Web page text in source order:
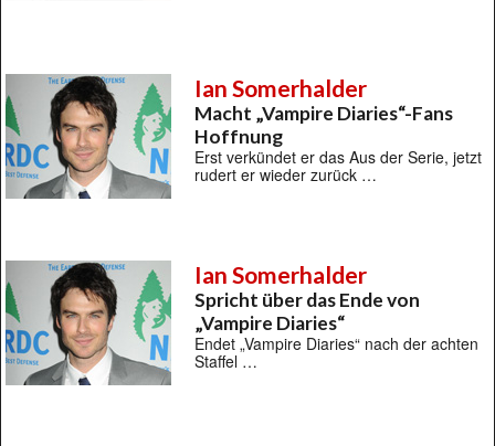
Ian Somerhalder
Macht „Vampire Diaries“-Fans
Hoffnung
Erst verkündet er das Aus der Serie, jetzt
rudert er wieder zurück …
Ian Somerhalder
Spricht über das Ende von
„Vampire Diaries“
Endet „Vampire Diaries“ nach der achten
Staffel …